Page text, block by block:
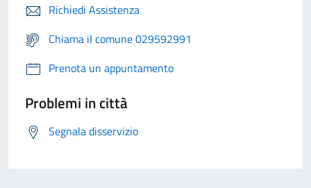
Richiedi Assistenza
Chiama il comune 029592991
Prenota un appuntamento
Problemi in città
Segnala disservizio